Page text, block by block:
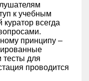
к учебным
всегда
принципу –
тесты для
проводится